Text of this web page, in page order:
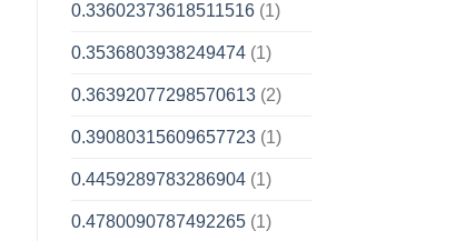
0.33602373618511516(1)
0.3536803938249474(1)
0.36392077298570613(2)
0.39080315609657723(1)
0.4459289783286904(1)
0.4780090787492265(1)